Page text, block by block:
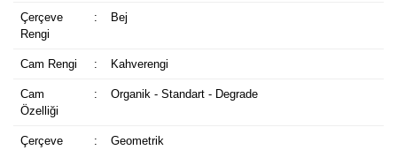
Çerçeve
Rengi
: Bej
Cam Rengi : Kahverengi
Cam
Özelliği
: Organik - Standart - Degrade
Çerçeve
: Geometrik